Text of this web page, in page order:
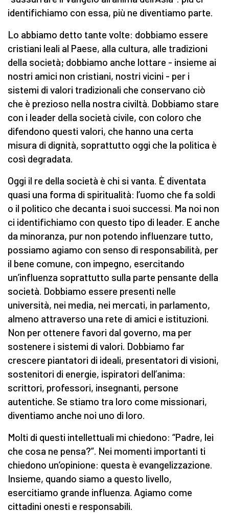
identifichiamo con essa, più ne diventiamo parte.
Lo abbiamo detto tante volte: dobbiamo essere
cristiani leali al Paese, alla cultura, alle tradizioni
della società; dobbiamo anche lottare - insieme ai
nostri amici non cristiani, nostri vicini - per i
sistemi di valori tradizionali che conservano ciò
che è prezioso nella nostra civiltà. Dobbiamo stare
con i leader della società civile, con coloro che
difendono questi valori, che hanno una certa
misura di dignità, soprattutto oggi che la politica è
così degradata.
Oggi il re della società è chi si vanta. È diventata
quasi una forma di spiritualità: l’uomo che fa soldi
o il politico che decanta i suoi successi. Ma noi non
ci identifichiamo con questo tipo di leader. E anche
da minoranza, pur non potendo influenzare tutto,
possiamo agiamo con senso di responsabilità, per
il bene comune, con impegno, esercitando
un’influenza soprattutto sulla parte pensante della
società. Dobbiamo essere presenti nelle
università, nei media, nei mercati, in parlamento,
almeno attraverso una rete di amici e istituzioni.
Non per ottenere favori dal governo, ma per
sostenere i sistemi di valori. Dobbiamo far
crescere piantatori di ideali, presentatori di visioni,
sostenitori di energie, ispiratori dell’anima:
scrittori, professori, insegnanti, persone
autentiche. Se stiamo tra loro come missionari,
diventiamo anche noi uno di loro.
Molti di questi intellettuali mi chiedono: “Padre, lei
che cosa ne pensa?”. Nei momenti importanti ti
chiedono un’opinione: questa è evangelizzazione.
Insieme, quando siamo a questo livello,
esercitiamo grande influenza. Agiamo come
cittadini onesti e responsabili.